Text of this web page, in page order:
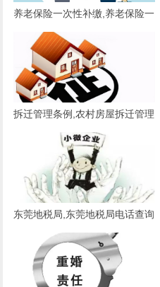
养老保险一次性补缴,养老保险一
次性补缴15年要多少钱
拆迁管理条例,农村房屋拆迁管理
东莞地税局,东莞地税局电话查询